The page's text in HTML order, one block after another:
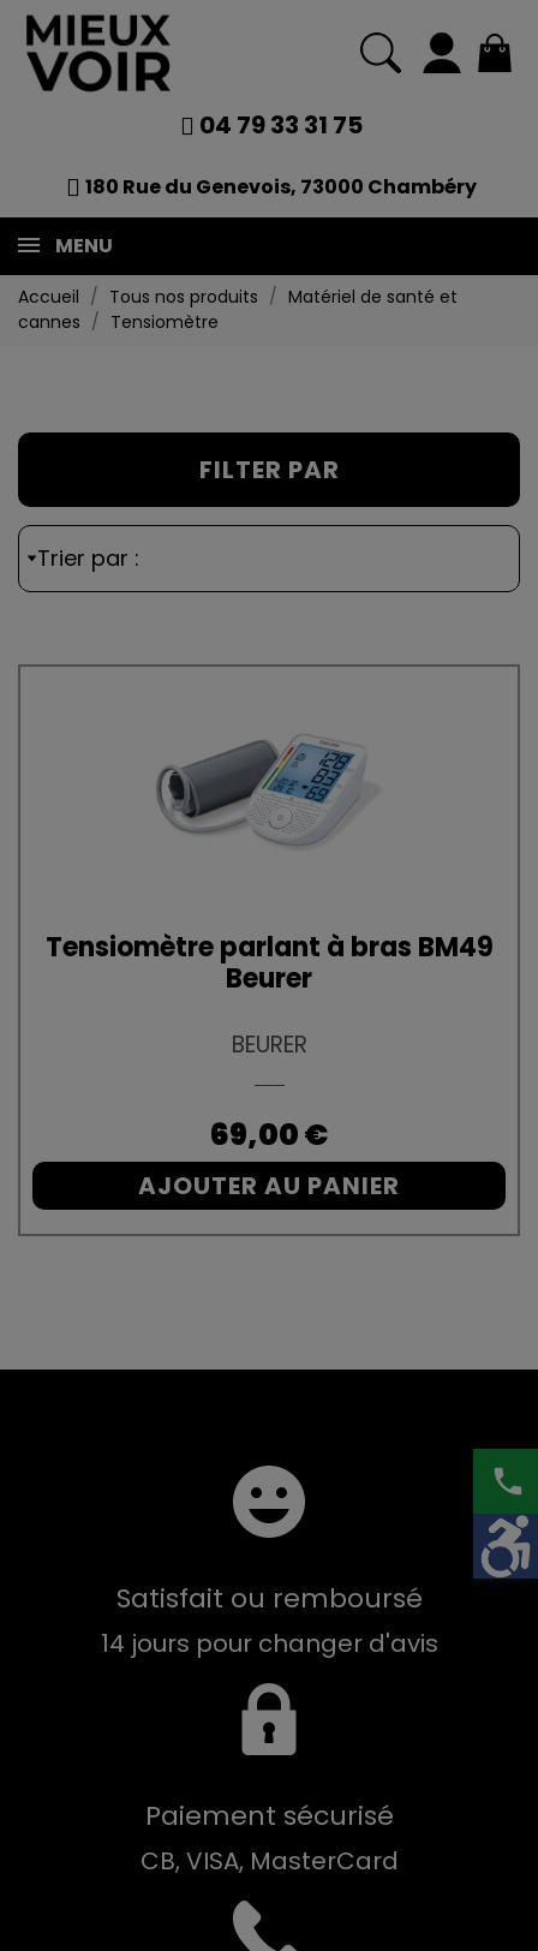
04 79 33 31 75
180 Rue du Genevois, 73000 Chambéry
MENU
Accueil Tous nos produits
Matériel de santé et
cannes
Tensiomètre
FILTER PAR
Trier par :
Tensiomètre parlant à bras BM49
Beurer
BEURER
Prix
69,00 €
AJOUTER AU PANIER
Satisfait ou remboursé
14 jours pour changer d'avis
Paiement sécurisé
CB, VISA, MasterCard
phone